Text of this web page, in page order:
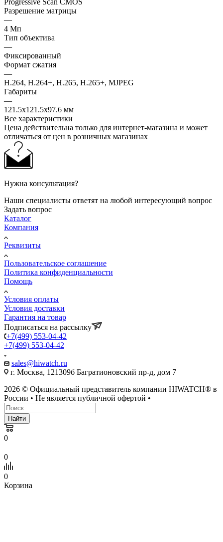
Разрешение матрицы
—
4 Мп
Тип объектива
—
Фиксированный
Формат сжатия
—
H.264, H.264+, H.265, H.265+, MJPEG
Габариты
—
121.5x121.5x97.6 мм
Все характеристики
Цена действительна только для интернет-магазина и может
отличаться от цен в розничных магазинах
Нужна консультация?
Наши специалисты ответят на любой интересующий вопрос
Задать вопрос
Каталог
Компания
Реквизиты
Пользовательское соглашение
Политика конфиденциальности
Помощь
Условия оплаты
Условия доставки
Гарантия на товар
Подписаться на рассылку
+7(499) 553-04-42
+7(499) 553-04-42
sales@hiwatch.ru
г. Москва, 121309б Багратионовский пр-д, дом 7
2026 © Официальный представитель компании HIWATCH® в
России • Не является публичной офертой •
Найти
0
0
0
Корзина